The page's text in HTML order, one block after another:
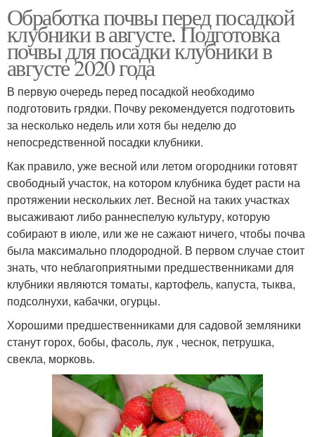
Обработка почвы перед посадкой
клубники в августе. Подготовка
почвы для посадки клубники в
августе 2020 года
В первую очередь перед посадкой необходимо
подготовить грядки. Почву рекомендуется подготовить
за несколько недель или хотя бы неделю до
непосредственной посадки клубники.
Как правило, уже весной или летом огородники готовят
свободный участок, на котором клубника будет расти на
протяжении нескольких лет. Весной на таких участках
высаживают либо раннеспелую культуру, которую
собирают в июле, или же не сажают ничего, чтобы почва
была максимально плодородной. В первом случае стоит
знать, что неблагоприятными предшественниками для
клубники являются томаты, картофель, капуста, тыква,
подсолнухи, кабачки, огурцы.
Хорошими предшественниками для садовой земляники
станут горох, бобы, фасоль, лук , чеснок, петрушка,
свекла, морковь.